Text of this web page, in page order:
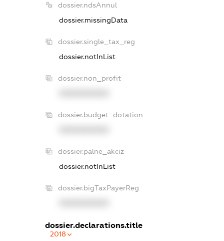
dossier.ndsAnnul
dossier.missingData
dossier.single_tax_reg
dossier.notInList
dossier.non_profit
dossier.budget_dotation
dossier.palne_akciz
dossier.notInList
dossier.bigTaxPayerReg
dossier.declarations.title
2018